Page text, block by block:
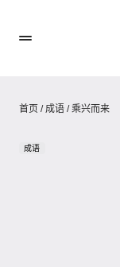
首页 /成语 /乘兴而来
成语